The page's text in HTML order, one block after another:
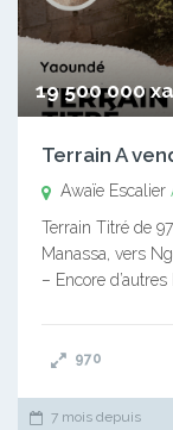
19 500 000
Terrain A
Awaïe Escalier
Terrain Titré de
Manassa, vers
– Encore
970
7 mois depuis